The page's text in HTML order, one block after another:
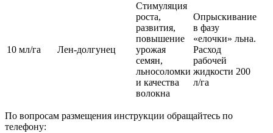
10 мл/га Лен-долгунец
Стимуляция
роста,
развития,
повышение
урожая
семян,
льносоломки
и качества
волокна
Опрыскивание
в фазу
«елочки» льна.
Расход
рабочей
жидкости 200
л/га
По вопросам размещения инструкции обращайтесь по
телефону: